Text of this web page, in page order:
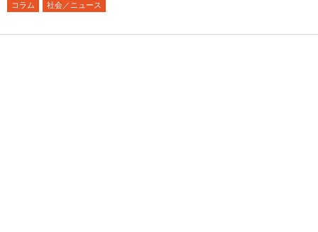
コラム 社会／ニュース